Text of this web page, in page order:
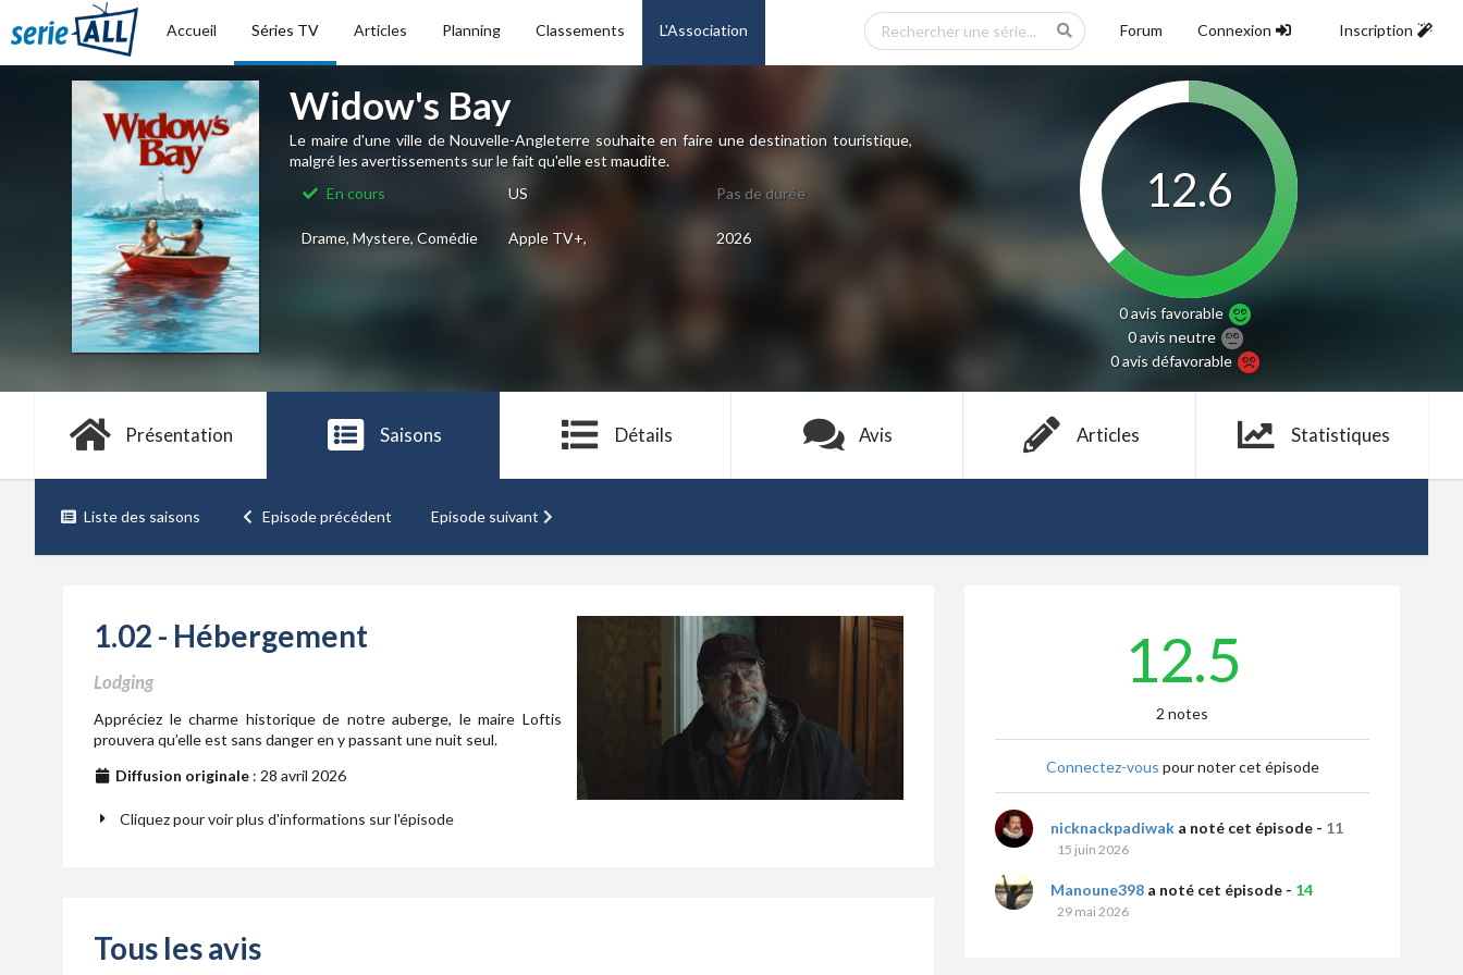
Accueil Séries TV Articles Planning Classements L'Association Forum Connexion Inscription
Widow's Bay
Le maire d'une ville de Nouvelle-Angleterre souhaite en faire une destination touristique,
malgré les avertissements sur le fait qu'elle est maudite.
En cours
US Pas de durée
Drame, Mystere, Comédie Apple TV+, 2026
12.6
0 avisfavorable
0 avis neutre
0 avisdéfavorable
Présentation Saisons Détails Avis Articles Statistiques
Liste des saisons Episode précédent Episode suivant
1.02 - Hébergement
Lodging
Appréciez le charme historique de notre auberge, le maire Loftis
prouvera qu’elle est sans danger en y passant une nuit seul.
Diffusion originale : 28 avril 2026
Cliquez pour voir plus d'informations sur l'épisode
Tous les avis
12.5
2 notes
Connectez-vous pour noter cet épisode
nicknackpadiwak a noté cet épisode - 11
15 juin 2026
Manoune398 a noté cet épisode - 14
29 mai 2026